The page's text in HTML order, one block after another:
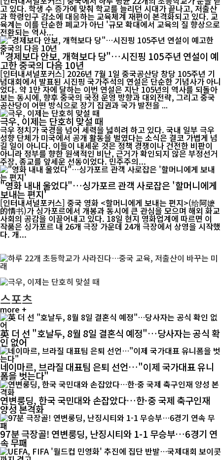
고 있다. 학생 수 증가에 맞춰 학교를 늘리던 시대가 끝나고, 저출산
과 학령인구 감소에 대응하는 교육체계 재편이 본격화되고 있다. 교
육계는 이를 단순한 폐교가 아닌 '규모 확대에서 교육의 질 향상으로
전환되는 역사...
"경제보다 안보, 개혁보다 당"…시진핑 105주년 연설이 예
고한 중국의 다음 10년
[인터내셔널포커스] 2026년 7월 1일 중국공산당 창당 105주년 기
념대회에서 발표된 시진핑 국가주석의 연설은 단순한 기념사가 아니
었다. 약 1만 자에 달하는 이번 연설은 지난 105년의 역사를 되돌아
보는 동시에, 향후 중국의 국정 운영 방향과 대외전략, 그리고 중국
공산당이 어떤 방식으로 장기 집권과 국가 발전을 ...
극우, 이제는 단호히 맞설 때
극우 정치가 국경을 넘어 세력을 넓히려 하고 있다. 국내 일부 극우
성향 단체가 미국에서 공개 활동을 벌였다는 소식은 결코 가볍게 넘
길 일이 아니다. 이들이 내세운 것은 정책 경쟁이나 건전한 비판이
아니라 정부를 향한 원색적인 비난, 근거가 확인되지 않은 부정선거
주장, 종교를 앞세운 선동이었다. 민주주의...
"영화 내내 울었다"…싱가포르 관객 사로잡은 '할머니에게
보내는 편지'
[인터내셔널포커스] 중국 영화 <할머니에게 보내는 편지>(给阿嬷
的情书)가 싱가포르에서 개봉과 동시에 큰 관심을 모으며 해외 화교
사회의 공감을 이끌어내고 있다. 18일 현지 영화업계에 따르면 이
작품은 싱가포르 내 26개 극장 가운데 24개 극장에서 상영을 시작했
다. 개...
스포츠
more +
英 더 선 "호날두, 8월 8일 결혼식 예정"…당사자는 공식 확
인 없어
네이마르, 브라질 대표팀 은퇴 선언…"이제 국가대표 유니
폼을 벗는다"
연변룽딩, 한국 국민대와 손잡았다…한·중 국제 축구인재
양성 본격화
97분 극장골! 연변룽딩, 난징시티와 1-1 무승부…6경기 연
속 무패